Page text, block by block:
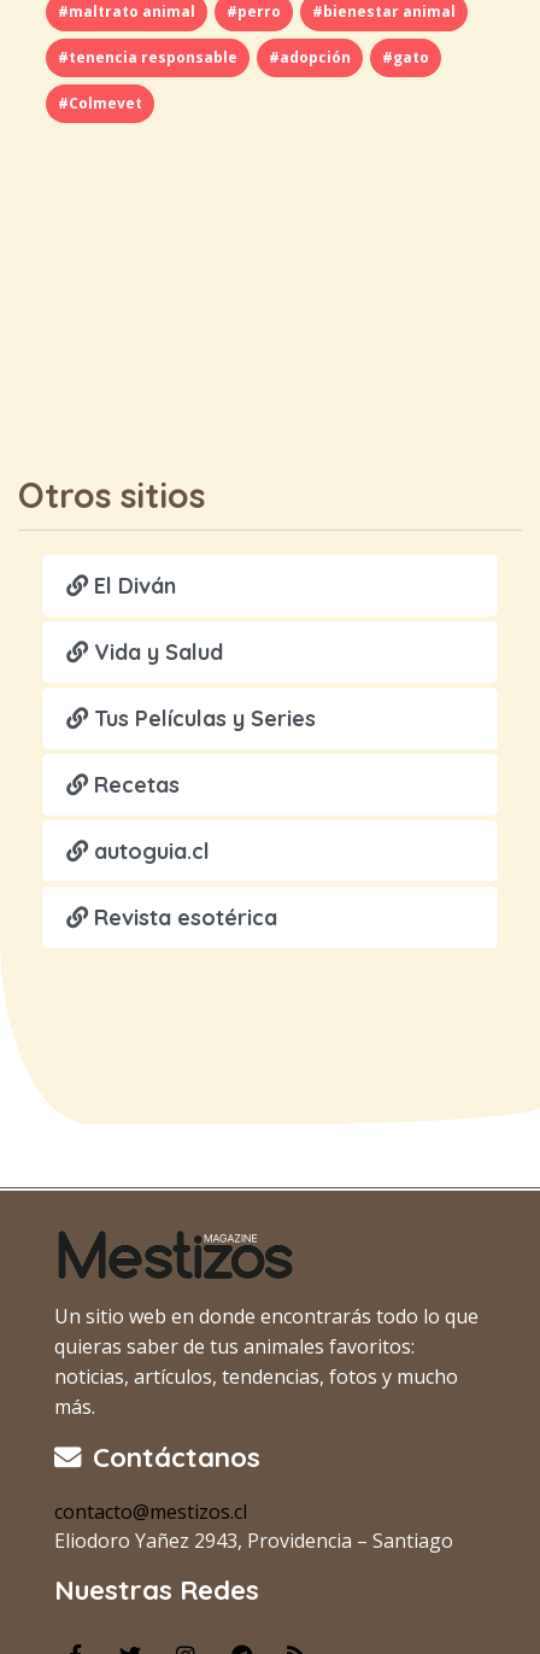
#maltrato animal #perro #bienestar animal
#tenencia responsable #adopción #gato
#Colmevet
Otros sitios
El Diván
Vida y Salud
Tus Películas y Series
Recetas
autoguia.cl
Revista esotérica
Un sitio web en donde encontrarás todo lo que
quieras saber de tus animales favoritos:
noticias, artículos, tendencias, fotos y mucho
más.
Contáctanos
contacto@mestizos.cl
Eliodoro Yañez 2943, Providencia – Santiago
Nuestras Redes